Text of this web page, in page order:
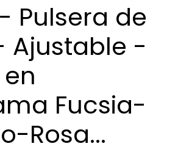
Pulsera de
Ajustable -
Fucsia-
Rosa...